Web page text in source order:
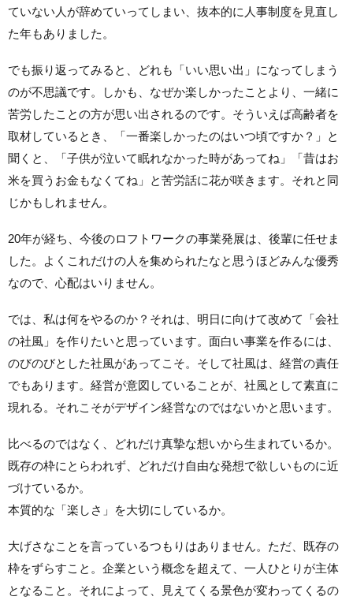
ていない人が辞めていってしまい、抜本的に人事制度を見直し
た年もありました。
でも振り返ってみると、どれも「いい思い出」になってしまう
のが不思議です。しかも、なぜか楽しかったことより、一緒に
苦労したことの方が思い出されるのです。そういえば高齢者を
取材しているとき、「一番楽しかったのはいつ頃ですか？」と
聞くと、「子供が泣いて眠れなかった時があってね」「昔はお
米を買うお金もなくてね」と苦労話に花が咲きます。それと同
じかもしれません。
20年が経ち、今後のロフトワークの事業発展は、後輩に任せま
した。よくこれだけの人を集められたなと思うほどみんな優秀
なので、心配はいりません。
では、私は何をやるのか？それは、明日に向けて改めて「会社
の社風」を作りたいと思っています。面白い事業を作るには、
のびのびとした社風があってこそ。そして社風は、経営の責任
でもあります。経営が意図していることが、社風として素直に
現れる。それこそがデザイン経営なのではないかと思います。
比べるのではなく、どれだけ真摯な想いから生まれているか。
既存の枠にとらわれず、どれだけ自由な発想で欲しいものに近
づけているか。
本質的な「楽しさ」を大切にしているか。
大げさなことを言っているつもりはありません。ただ、既存の
枠をずらすこと。企業という概念を超えて、一人ひとりが主体
となること。それによって、見えてくる景色が変わってくるの